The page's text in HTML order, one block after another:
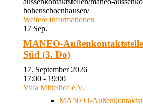
hohenschoenhausen/
Weitere Informationen
17 Sep.
MANEO-
Süd (3. Do)
17. September 2026
17:00 - 19:00
Villa Mittelhof e.V.
MANEO-